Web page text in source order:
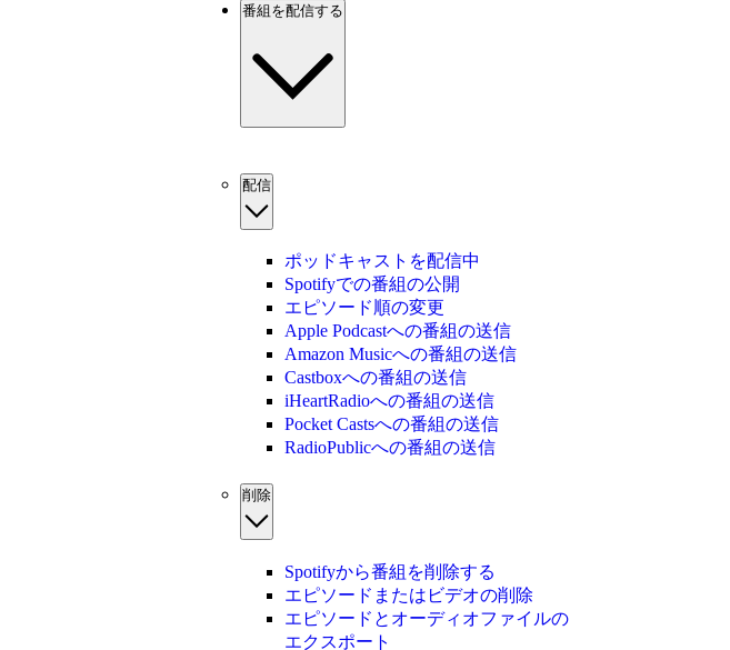
番組を配信する
配信
ポッドキャストを配信中
Spotifyでの番組の公開
エピソード順の変更
Apple Podcastへの番組の送信
Amazon Musicへの番組の送信
Castboxへの番組の送信
iHeartRadioへの番組の送信
Pocket Castsへの番組の送信
RadioPublicへの番組の送信
削除
Spotifyから番組を削除する
エピソードまたはビデオの削除
エピソードとオーディオファイルの
エクスポート